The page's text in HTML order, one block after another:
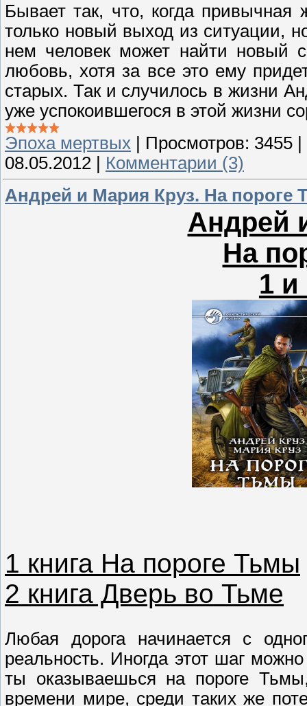
Бывает так, что, когда привычная
только новый выход из ситуации,
нем человек может найти новый
любовь, хотя за все это ему
старых. Так и случилось в жизни
уже успокоившегося в этой жизни
Эпоха мертвых
Просмотров: 3455
08.05.2012
Комментарии (3)
Андрей и Мария Круз. На пороге
Андрей
На
1 и
1 книга На пороге Тьмы
2 книга Дверь во Тьме
Любая дорога начинается с
реальность. Иногда этот шаг
ты оказываешься на пороге
времени мире, среди таких же